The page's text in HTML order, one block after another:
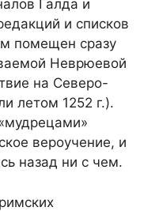
Галда и
и списков
помещен сразу
Неврюевой
на Северо-
летом 1252 г.).
вероучение, и
назад ни с чем.